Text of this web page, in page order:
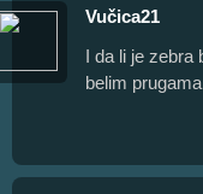
Vučica21
I da li je zebra
belim